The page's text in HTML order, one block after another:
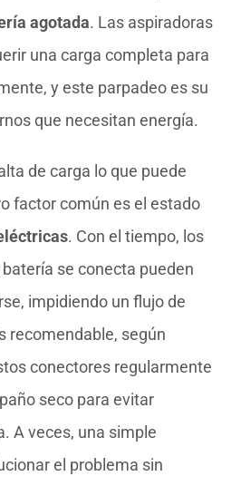
agotada. Las aspiradoras
una carga completa para
y este parpadeo es su
que necesitan energía.
de carga lo que puede
factor común es el estado
. Con el tiempo, los
se conecta pueden
impidiendo un flujo de
recomendable, según
conectores regularmente
seco para evitar
A veces, una simple
el problema sin